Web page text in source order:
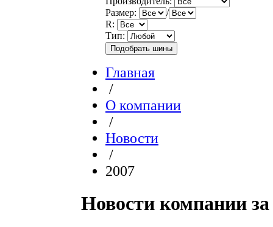
Размер:
/
R:
Тип:
Главная
/
О компании
/
Новости
/
2007
Новости компании за